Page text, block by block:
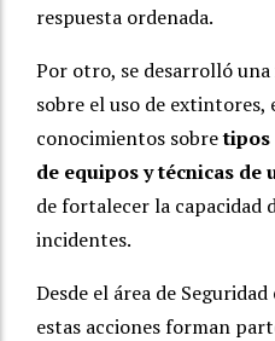
respuesta ordenada.
Por otro, se desarrolló
sobre el uso de extintores,
conocimientos sobretipos
de equipos y técnicas
de fortalecer la capacidad
incidentes.
Desde el área de
estas acciones forman